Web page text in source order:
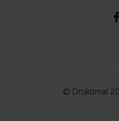
© Drukomat